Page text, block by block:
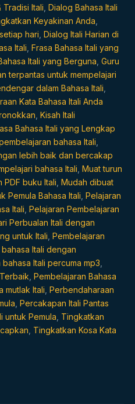
Tradisi Itali Dialog Bahasa Itali
Keyakinan Anda
hari Dialog Itali Harian di
Itali Frasa Bahasa Itali yang
Itali yang Berguna Guru
terpantas untuk mempelajari
dalam Bahasa Itali
Kata Bahasa Itali Anda
Kisah Itali
Bahasa Itali yang Lengkap
bahasa Itali
lebih baik dan bercakap
bahasa Itali Muat turun
PDF buku Itali Mudah dibuat
Pemula Bahasa Itali Pelajaran
Itali Pelajaran Pembelajaran
Perbualan Itali dengan
untuk Itali Pembelajaran
Itali dengan
Itali percuma mp3
Pembelajaran Bahasa
mutlak Itali Perbendaharaan
Percakapan Itali Pantas
untuk Pemula Tingkatkan
Tingkatkan Kosa Kata